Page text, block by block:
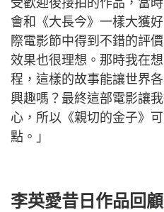
受歡迎後接拍的作品，當
會和《大長今》一樣大獲
際電影節中得到不錯的評
效果也很理想。那時我在
程，這樣的故事能讓世界
興趣嗎？最終這部電影讓
心，所以《親切的金子》
點。」
李英愛昔日作品回顧